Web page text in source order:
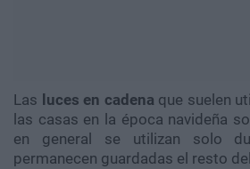
Las luces en cadena que suelen
las casas en la época navideña
en general se utilizan solo
permanecen guardadas el resto